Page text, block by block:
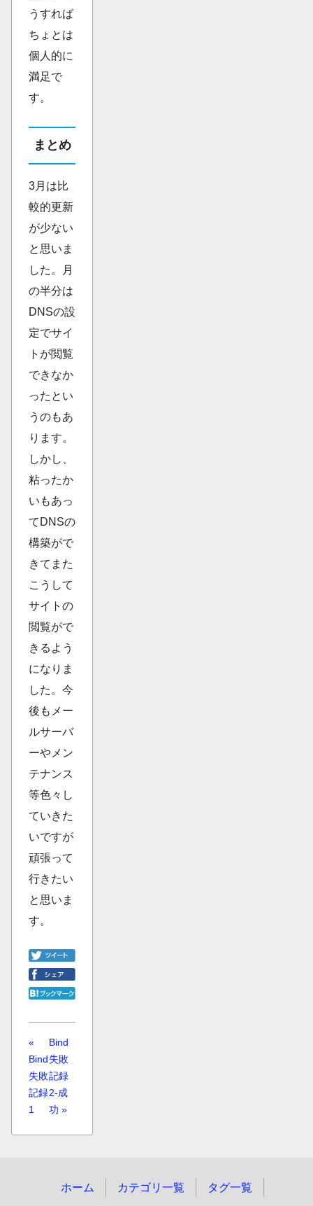
うすれば
ちょとは
個人的に
満足で
す。
まとめ
3月は比
較的更新
が少ない
と思いま
した。月
の半分は
DNSの設
定でサイ
トが閲覧
できなか
ったとい
うのもあ
ります。
しかし、
粘ったか
いもあっ
てDNSの
構築がで
きてまた
こうして
サイトの
閲覧がで
きるよう
になりま
した。今
後もメー
ルサーバ
ーやメン
テナンス
等色々し
ていきた
いですが
頑張って
行きたい
と思いま
す。
«
Bind
失敗
記録
1
Bind
失敗
記録
2-成
功 »
ホーム カテゴリ一覧 タグ一覧